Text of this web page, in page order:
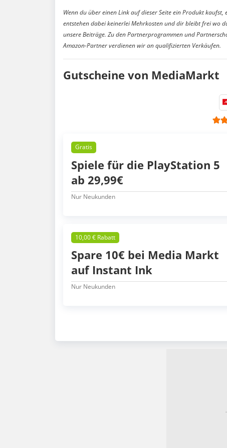
Wenn du über einen Link auf dieser Seite ein Produkt
entstehen dabei keinerlei Mehrkosten und dir bleibt frei wo
unsere Beiträge. Zu den Partnerprogrammen und
Amazon-Partner verdienen wir an qualifizierten Verkäufen.
Gutscheine von MediaMarkt
Gratis
Spiele für die PlayStation 5
ab 29,99€
Nur Neukunden
10,00 € Rabatt
Spare 10€ bei Media Markt
auf Instant Ink
Nur Neukunden